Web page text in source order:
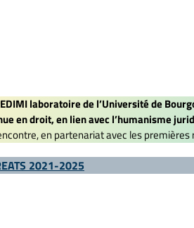
laboratoire de l’Université de
en droit, en lien avec l’humanisme
en partenariat avec les
2021-2025